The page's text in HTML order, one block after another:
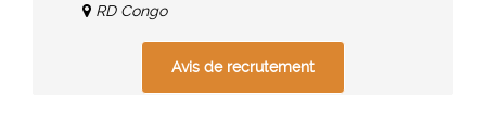
RD Congo
Avis de recrutement